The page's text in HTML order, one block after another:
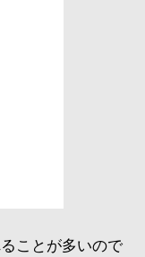
ことが多いので